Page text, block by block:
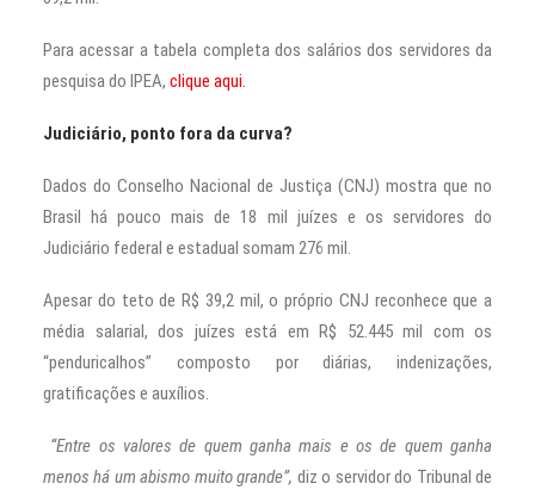
Para acessar a tabela completa dos salários dos servidores da
pesquisa do IPEA, clique aqui.
Judiciário, ponto fora da curva?
Dados do Conselho Nacional de Justiça (CNJ) mostra que no
Brasil há pouco mais de 18 mil juízes e os servidores do
Judiciário federal e estadual somam 276 mil.
Apesar do teto de R$ 39,2 mil, o próprio CNJ reconhece que a
média salarial, dos juízes está em R$ 52.445 mil com os
“penduricalhos” composto por diárias, indenizações,
gratificações e auxílios.
“Entre os valores de quem ganha mais e os de quem ganha
menos há um abismo muito grande”, diz o servidor do Tribunal de